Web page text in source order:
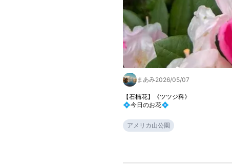
まあみ2026/05/07
【石楠花】《ツツジ科》
💠今日のお花💠
アメリカ山公園